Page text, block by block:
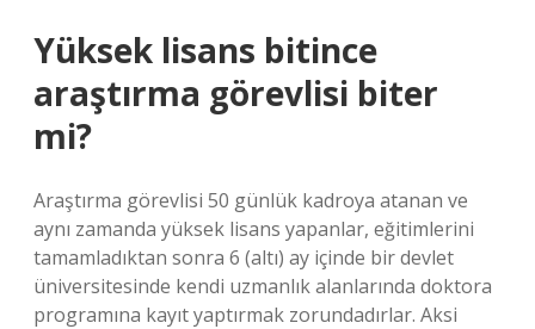
Yüksek lisans bitince
araştırma görevlisi biter
mi?
Araştırma görevlisi 50 günlük kadroya atanan ve
aynı zamanda yüksek lisans yapanlar, eğitimlerini
tamamladıktan sonra 6 (altı) ay içinde bir devlet
üniversitesinde kendi uzmanlık alanlarında doktora
programına kayıt yaptırmak zorundadırlar. Aksi